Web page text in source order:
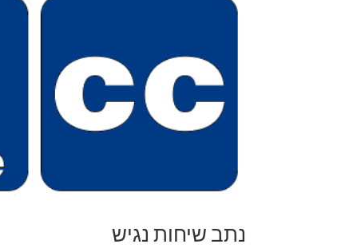
נתב שיחות נגיש